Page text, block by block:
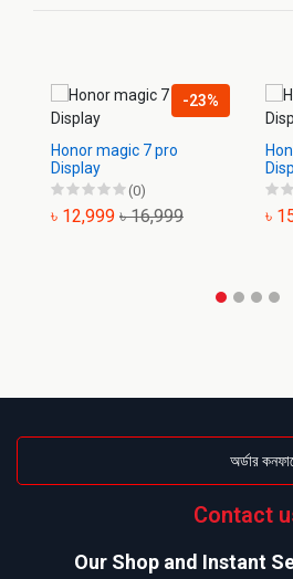
-23%
Honor magic 7 pro
Display
(0)
৳ 12,999 ৳ 16,999 ৳
অর্ডার
Contact
Our Shop and Instant